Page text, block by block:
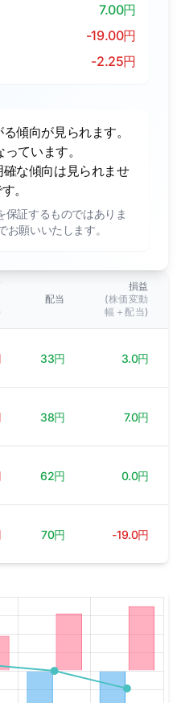
7.00円
-19.00円
-2.25円
傾向が見られます。
ています。
な傾向は見られませ
。
証するものではありま
願いいたします。
配当
損益
(株価変動
幅＋配当)
33円 3.0円
38円 7.0円
62円 0.0円
70円 -19.0円